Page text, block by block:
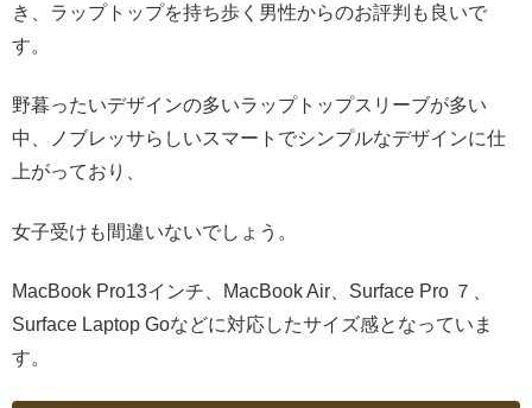
き、ラップトップを持ち歩く男性からのお評判も良いで
す。
野暮ったいデザインの多いラップトップスリーブが多い
中、ノブレッサらしいスマートでシンプルなデザインに仕
上がっており、
女子受けも間違いないでしょう。
MacBook Pro13インチ、MacBook Air、Surface Pro ７、
Surface Laptop Goなどに対応したサイズ感となっていま
す。